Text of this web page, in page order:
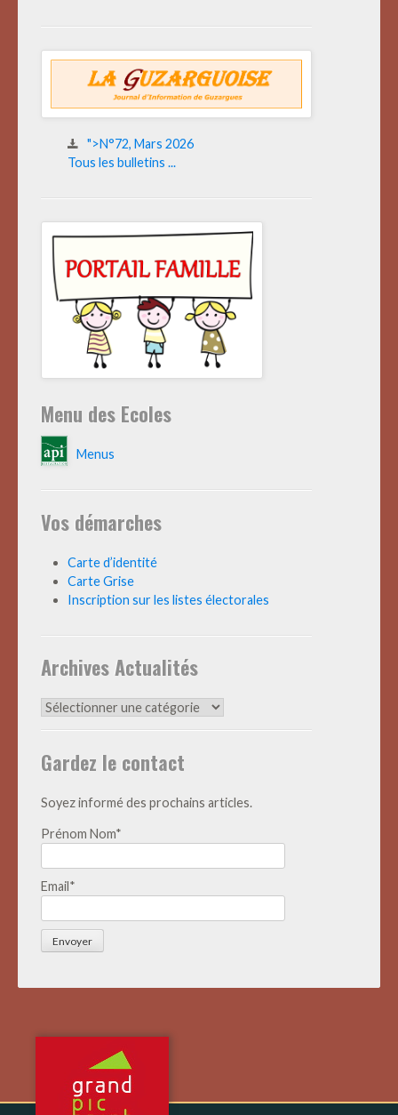
">N°72, Mars 2026
Tous les bulletins ...
Menu des Ecoles
Menus
Vos démarches
Carte d’identité
Carte Grise
Inscription sur les listes électorales
Archives Actualités
Archives
Gardez le contact
Soyez informé des prochains articles.
Prénom Nom*
Email*